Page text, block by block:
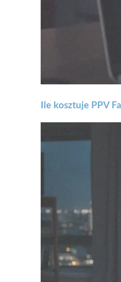
Ile kosztuje PPV